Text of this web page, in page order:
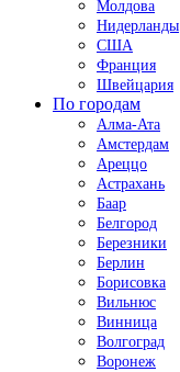
Молдова
Нидерланды
США
Франция
Швейцария
По городам
Алма-Ата
Амстердам
Ареццо
Астрахань
Баар
Белгород
Березники
Берлин
Борисовка
Вильнюс
Винница
Волгоград
Воронеж